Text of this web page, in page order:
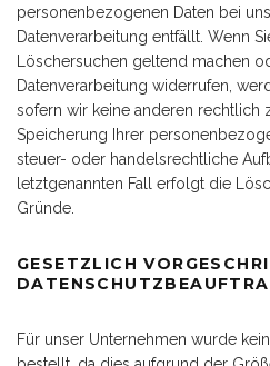
personenbezogenen Daten bei
Datenverarbeitung entfällt. Wenn
Löschersuchen geltend machen
Datenverarbeitung widerrufen,
sofern wir keine anderen rechtlich
Speicherung Ihrer
steuer- oder handelsrechtliche
letztgenannten Fall erfolgt die
Gründe.
GESETZLICH
Für unser Unternehmen wurde